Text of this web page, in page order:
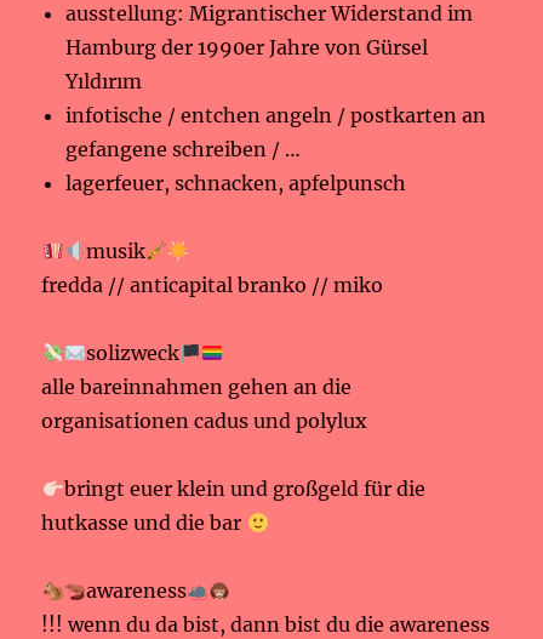
ausstellung: Migrantischer Widerstand im
Hamburg der 1990er Jahre von Gürsel
Yıldırım
infotische / entchen angeln / postkarten an
gefangene schreiben / …
lagerfeuer, schnacken, apfelpunsch
musik
fredda // anticapital branko // miko
solizweck
alle bareinnahmen gehen an die
organisationen cadus und polylux
bringt euer klein und großgeld für die
hutkasse und die bar
awareness
!!! wenn du da bist, dann bist du die awareness